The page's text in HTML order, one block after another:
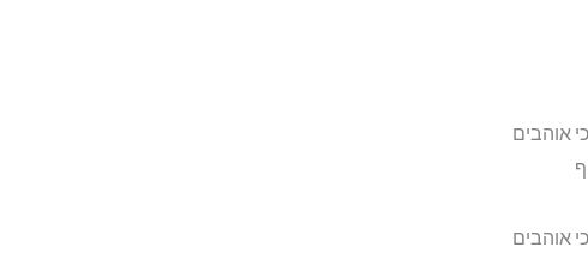
אוהבים
אוהבים